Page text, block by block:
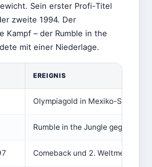
Sein erster Profi-Titel
zweite 1994. Der
Kampf – der Rumble in the
mit einer Niederlage.
EREIGNIS
Olympiagold in Mexiko-Stadt
Rumble in the Jungle gegen Ali
Comeback und 2.